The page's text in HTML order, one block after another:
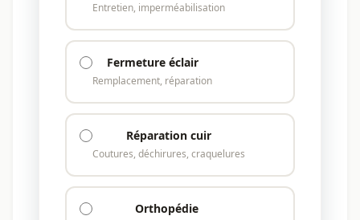
Entretien, imperméabilisation
Fermeture éclair
Remplacement, réparation
Réparation cuir
Coutures, déchirures, craquelures
Orthopédie